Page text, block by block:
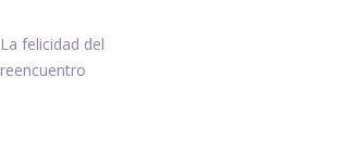
La felicidad del
reencuentro